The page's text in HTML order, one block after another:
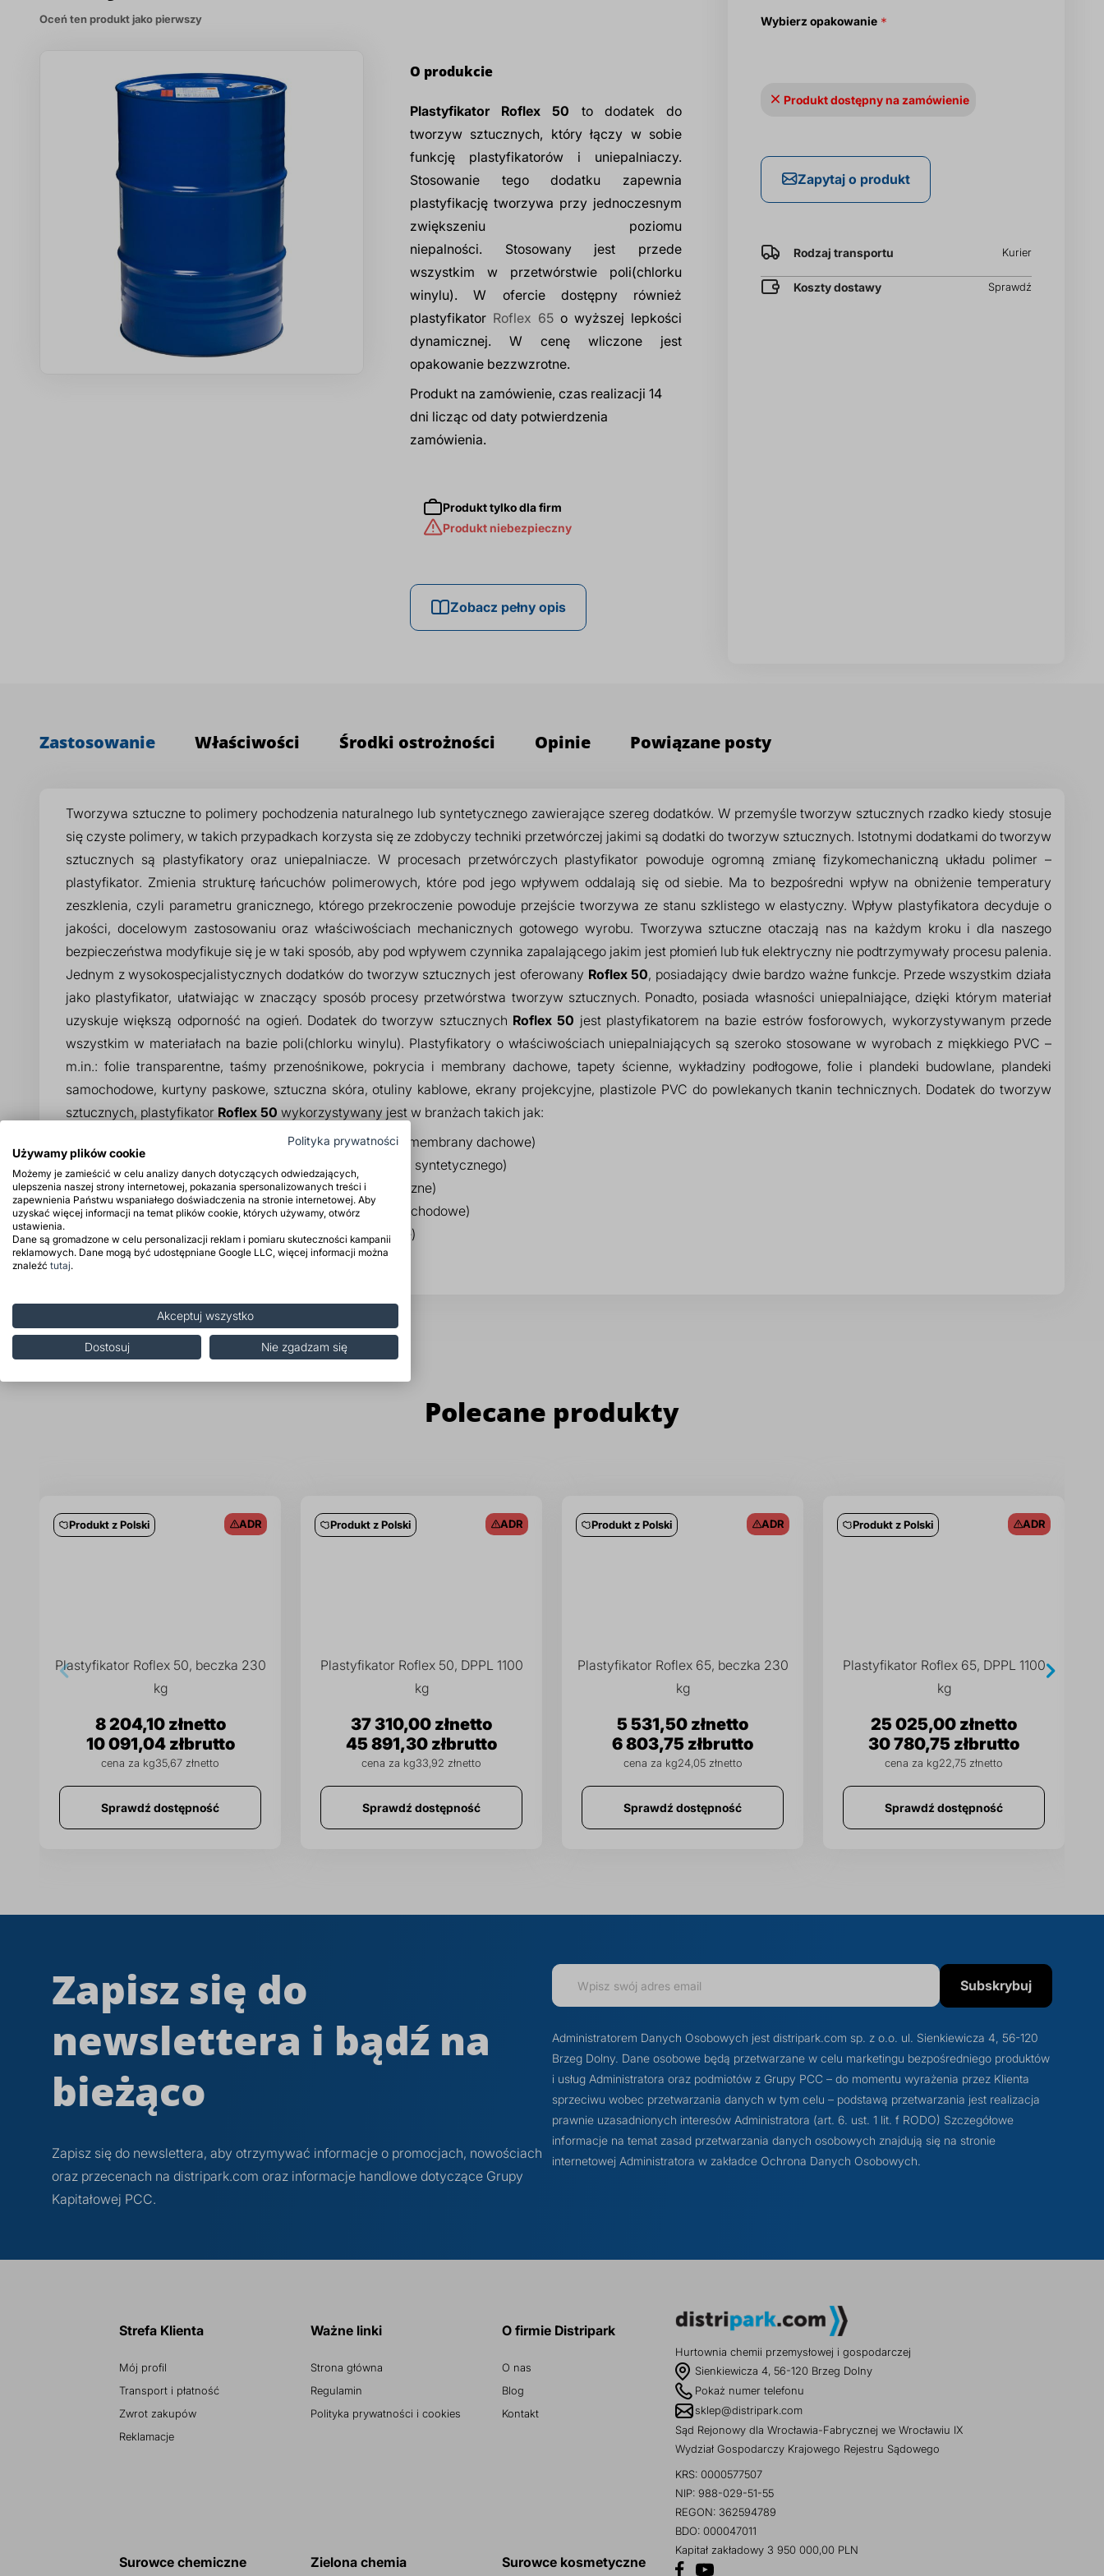
Oceń ten produkt jako pierwszy Wybierz opakowanie
Produkt dostępny na zamówienie
Zapytaj o produkt
Rodzaj transportu Kurier
Koszty dostawy Sprawdź
O produkcie
Plastyfikator Roflex 50 to dodatek do
tworzyw sztucznych, któryłączy w sobie
funkcję plastyfikatorów i uniepalniaczy.
Stosowanie tego dodatku zapewnia
plastyfikację tworzywa przy jednoczesnym
zwiększeniu poziomu
niepalności. Stosowany jest przede
wszystkim w przetwórstwie poli(chlorku
winylu). W ofercie dostępny również
plastyfikator Roflex 65 o wyższej lepkości
dynamicznej. W cenę wliczone jest
opakowanie bezzwzrotne.
Produkt na zamówienie, czas realizacji 14
dni licząc od daty potwierdzenia
zamówienia.
Produkt tylko dla firm
Produkt niebezpieczny
Zobacz pełny opis
Zastosowanie
Tworzywa sztuczne to polimery pochodzenia naturalnego lub syntetycznego zawierające szereg dodatków. W przemyśle tworzyw sztucznych rzadko kiedy stosuje
się czyste polimery, w takich przypadkach korzysta się ze zdobyczy techniki przetwórczej jakimi są dodatki do tworzyw sztucznych. Istotnymi dodatkami do tworzyw
sztucznych są plastyfikatory oraz uniepalniacze. W procesach przetwórczych plastyfikator powoduje ogromną zmianę fizykomechaniczną układu polimer –
plastyfikator. Zmienia strukturę łańcuchów polimerowych, które pod jego wpływem oddalają się od siebie. Ma to bezpośredni wpływ na obniżenie temperatury
zeszklenia, czyli parametru granicznego, którego przekroczenie powoduje przejście tworzywa ze stanu szklistego w elastyczny. Wpływ plastyfikatora decyduje o
jakości, docelowym zastosowaniu oraz właściwościach mechanicznych gotowego wyrobu. Tworzywa sztuczne otaczają nas na każdym kroku i dla naszego
bezpieczeństwa modyfikuje się je w taki sposób, aby pod wpływem czynnika zapalającego jakim jest płomień lub łuk elektryczny nie podtrzymywały procesu palenia.
Jednym z wysokospecjalistycznych dodatków do tworzyw sztucznych jest oferowany Roflex 50, posiadający dwie bardzo ważne funkcje. Przede wszystkim działa
jako plastyfikator, ułatwiając w znaczący sposób procesy przetwórstwa tworzyw sztucznych. Ponadto, posiada własności uniepalniające, dzięki którym materiał
uzyskuje większą odporność na ogień. Dodatek do tworzyw sztucznych Roflex 50 jest plastyfikatorem na bazie estrów fosforowych, wykorzystywanym przede
wszystkim w materiałach na bazie poli(chlorku winylu). Plastyfikatory o właściwościach uniepalniających są szeroko stosowane w wyrobach z miękkiego PVC –
m.in.: folie transparentne, taśmy przenośnikowe, pokrycia i membrany dachowe, tapety ścienne, wykładziny podłogowe, folie i plandeki budowlane, plandeki
samochodowe, kurtyny paskowe, sztuczna skóra, otuliny kablowe, ekrany projekcyjne, plastizole PVC do powlekanych tkanin technicznych. Dodatek do tworzyw
sztucznych, plastyfikator Roflex 50 wykorzystywany jest w branżach takich jak:
• budownictwo (np. folie i plandeki budowlane, pokrycia i membrany dachowe)
• tworzywa sztuczne (granulaty PVC, produkcja kauczuku syntetycznego)
• włókiennictwo i tekstylia (np. powlekane tkaniny techniczne)
• transport (np. plandeki samochodowe, wykładziny samochodowe)
• elektrotechnika (np. otuliny kablowe, ekrany projekcyjne)
Właściwości Środki ostrożności Opinie Powiązane posty
Polecane produkty
Produkt z Polski ADR
Plastyfikator Roflex 50, beczka 230
kg
10 091,04 zł
8 204,10 zł
35,67 zł
Sprawdź dostępność
Produkt z Polski ADR
Plastyfikator Roflex 50, DPPL 1100
kg
45 891,30 zł
37 310,00 zł
33,92 zł
Sprawdź dostępność
Produkt z Polski ADR
Plastyfikator Roflex 65, beczka 230
kg
6 803,75 zł
5 531,50 zł
24,05 zł
Sprawdź dostępność
Produkt z Polski ADR
Plastyfikator Roflex 65, DPPL 1100
kg
30 780,75 zł
25 025,00 zł
22,75 zł
Sprawdź dostępność
Zapisz się do
newslettera i bądź na
bieżąco
Zapisz się do newslettera, aby otrzymywać informacje o promocjach, nowościach
oraz przecenach na distripark.com oraz informacje handlowe dotyczące Grupy
Kapitałowej PCC.
Subskrybuj
Administratorem Danych Osobowych jest distripark.com sp. z o.o. ul. Sienkiewicza 4, 56-120
Brzeg Dolny. Dane osobowe będą przetwarzane w celu marketingu bezpośredniego produktów
i usług Administratora oraz podmiotów z Grupy PCC – do momentu wyrażenia przez Klienta
sprzeciwu wobec przetwarzania danych w tym celu – podstawą przetwarzania jest realizacja
prawnie uzasadnionych interesów Administratora (art. 6. ust. 1 lit. f RODO) Szczegółowe
informacje na temat zasad przetwarzania danych osobowych znajdują się na stronie
internetowej Administratora w zakładce Ochrona Danych Osobowych.
Hurtownia chemii przemysłowej i gospodarczej
Sienkiewicza 4, 56-120 Brzeg Dolny
Pokaż numer telefonu
sklep@distripark.com
Sąd Rejonowy dla Wrocławia-Fabrycznej we Wrocławiu IX
Wydział Gospodarczy Krajowego Rejestru Sądowego
KRS: 0000577507
NIP: 988-029-51-55
REGON: 362594789
BDO: 000047011
Kapitał zakładowy 3 950 000,00 PLN
Strefa Klienta
Mój profil
Transport i płatność
Zwrot zakupów
Reklamacje
Ważne linki
Strona główna
Regulamin
Polityka prywatności i cookies
O firmie Distripark
O nas
Blog
Kontakt
Surowce chemiczne Zielona chemia Surowce kosmetyczne
Polityka prywatności
Używamy plików cookie
Możemy je zamieścić w celu analizy danych dotyczących odwiedzających,
ulepszenia naszej strony internetowej, pokazania spersonalizowanych treści i
zapewnienia Państwu wspaniałego doświadczenia na stronie internetowej. Aby
uzyskać więcej informacji na temat plików cookie, których używamy, otwórz
ustawienia.
Dane są gromadzone w celu personalizacji reklam i pomiaru skuteczności kampanii
reklamowych. Dane mogą być udostępniane Google LLC, więcej informacji można
znaleźć tutaj.
Akceptuj wszystko
Dostosuj Nie zgadzam się